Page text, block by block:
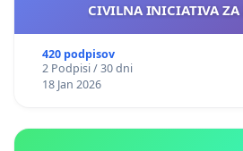
CIVILNA INICIATIVA ZA
420 podpisov
2 Podpisi / 30 dni
18 Jan 2026